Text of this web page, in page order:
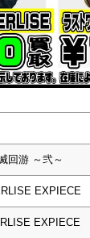
回游 ～弐～
EXPIECE
EXPIECE